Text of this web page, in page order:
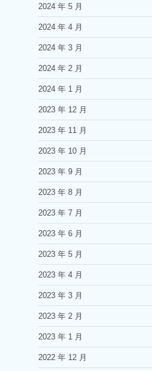
2024 年 5 月
2024 年 4 月
2024 年 3 月
2024 年 2 月
2024 年 1 月
2023 年 12 月
2023 年 11 月
2023 年 10 月
2023 年 9 月
2023 年 8 月
2023 年 7 月
2023 年 6 月
2023 年 5 月
2023 年 4 月
2023 年 3 月
2023 年 2 月
2023 年 1 月
2022 年 12 月